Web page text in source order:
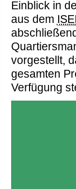
Einblick in
aus dem
vorgestellt,
gesamten
Verfügung